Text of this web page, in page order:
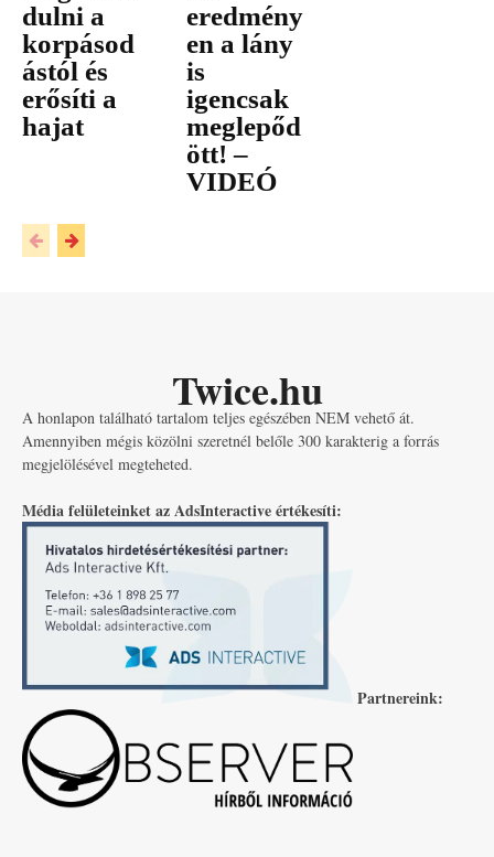
dulni a
korpásod
ástól és
erősíti a
hajat
eredmény
en a lány
is
igencsak
meglepőd
ött! –
VIDEÓ
Twice.hu
A honlapon található tartalom teljes egészében NEM vehető át.
Amennyiben mégis közölni szeretnél belőle 300 karakterig a forrás
megjelölésével megteheted.
Média felületeinket az AdsInteractive értékesíti:
Partnereink: